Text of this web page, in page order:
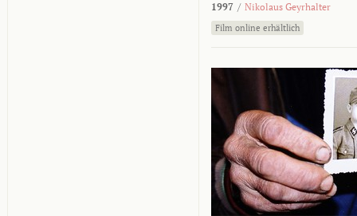
1997 / Nikolaus Geyrhalter
Film online erhältlich